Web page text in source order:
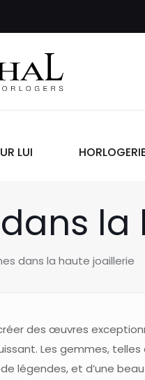
LUI HORLOGERIE
dans la haute joaillerie
des œuvres
Les gemmes,
légendes, et d’une